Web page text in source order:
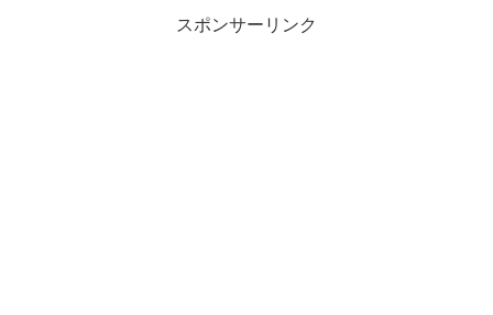
スポンサーリンク